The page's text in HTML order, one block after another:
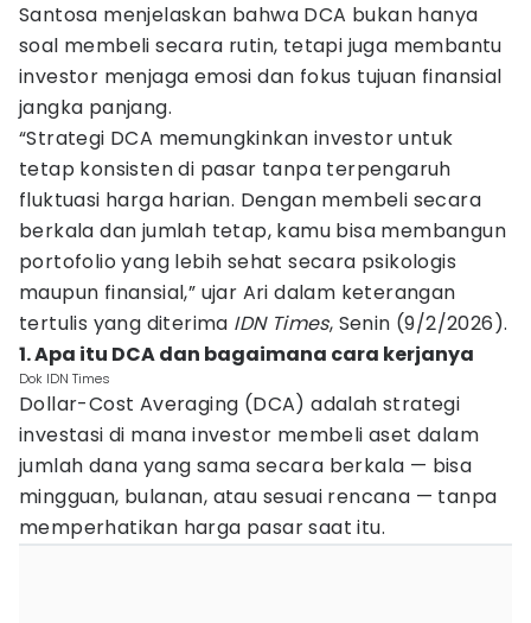
Santosa menjelaskan bahwa DCA bukan hanya
soal membeli secara rutin, tetapi juga membantu
investor menjaga emosi dan fokus tujuan finansial
jangka panjang.
“Strategi DCA memungkinkan investor untuk
tetap konsisten di pasar tanpa terpengaruh
fluktuasi harga harian. Dengan membeli secara
berkala dan jumlah tetap, kamu bisa membangun
portofolio yang lebih sehat secara psikologis
maupun finansial,” ujar Ari dalam keterangan
tertulis yang diterima IDN Times, Senin (9/2/2026).
1. Apa itu DCA dan bagaimana cara kerjanya
Dok IDN Times
Dollar-Cost Averaging (DCA) adalah strategi
investasi di mana investor membeli aset dalam
jumlah dana yang sama secara berkala — bisa
mingguan, bulanan, atau sesuai rencana — tanpa
memperhatikan harga pasar saat itu.